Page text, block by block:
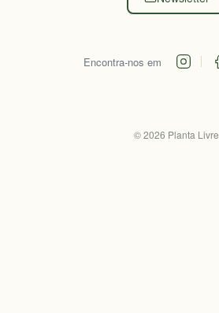
Encontra-nos em
©2026 Planta Livre